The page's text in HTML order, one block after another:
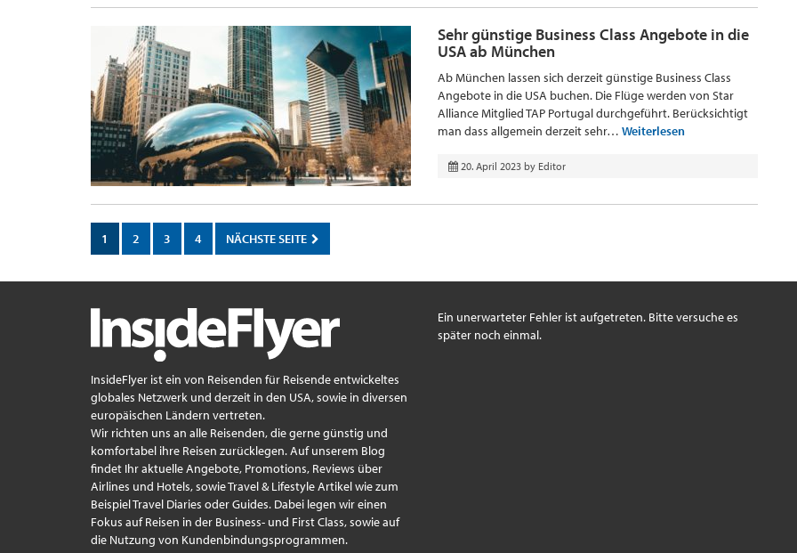
Sehr günstige Business Class Angebote in die
USA ab München
Ab München lassen sich derzeit günstige Business Class
Angebote in die USA buchen. Die Flüge werden von Star
Alliance Mitglied TAP Portugal durchgeführt. Berücksichtigt
man dass allgemein derzeit sehr… Weiterlesen
20. April 2023 by Editor
1 2 3 4 NÄCHSTE SEITE
InsideFlyer ist ein von Reisenden für Reisende entwickeltes
globales Netzwerk und derzeit in den USA, sowie in diversen
europäischen Ländern vertreten.
Wir richten uns an alle Reisenden, die gerne günstig und
komfortabel ihre Reisen zurücklegen. Auf unserem Blog
findet Ihr aktuelle Angebote, Promotions, Reviews über
Airlines und Hotels, sowie Travel & Lifestyle Artikel wie zum
Beispiel Travel Diaries oder Guides. Dabei legen wir einen
Fokus auf Reisen in der Business- und First Class, sowie auf
die Nutzung von Kundenbindungsprogrammen.
Ein unerwarteter Fehler ist aufgetreten. Bitte versuche es
später noch einmal.